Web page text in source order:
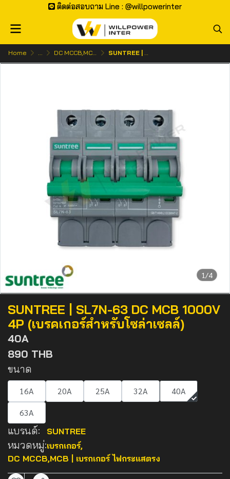
ติดต่อสอบถาม Line : @willpowerinter
Home ... DC MCCB,MCB | เบรกเกอร์ ไฟกระแสตรง SUNTREE | SL7N-63 DC MCB 1000V 4P (เบรคเกอร์สำหรับโซล่าเซลล์)
1/4
SUNTREE | SL7N-63 DC MCB 1000V
4P (เบรคเกอร์สำหรับโซล่าเซลล์)
40A
890 THB
ขนาด
16A 20A 25A 32A
40A
63A
แบรนด์: SUNTREE
หมวดหมู่:เบรกเกอร์,
DC MCCB,MCB | เบรกเกอร์ ไฟกระแสตรง